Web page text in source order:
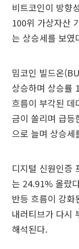
비트코인이 방향
100위 가상자산
는 상승세를 보였
밈코인 빌드온
상승하며 상승률
흐름이 부각된
금이 쏠리며 급등
으로 늘며 상승세
디지털 신원인증
는 24.91% 올랐
반등 흐름이 강화
내러티브가 다시
해석된다.